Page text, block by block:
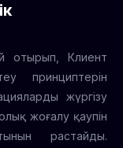
отырып, Клиент
принциптерін
жүргізу
жоғалу қаупін
растайды.